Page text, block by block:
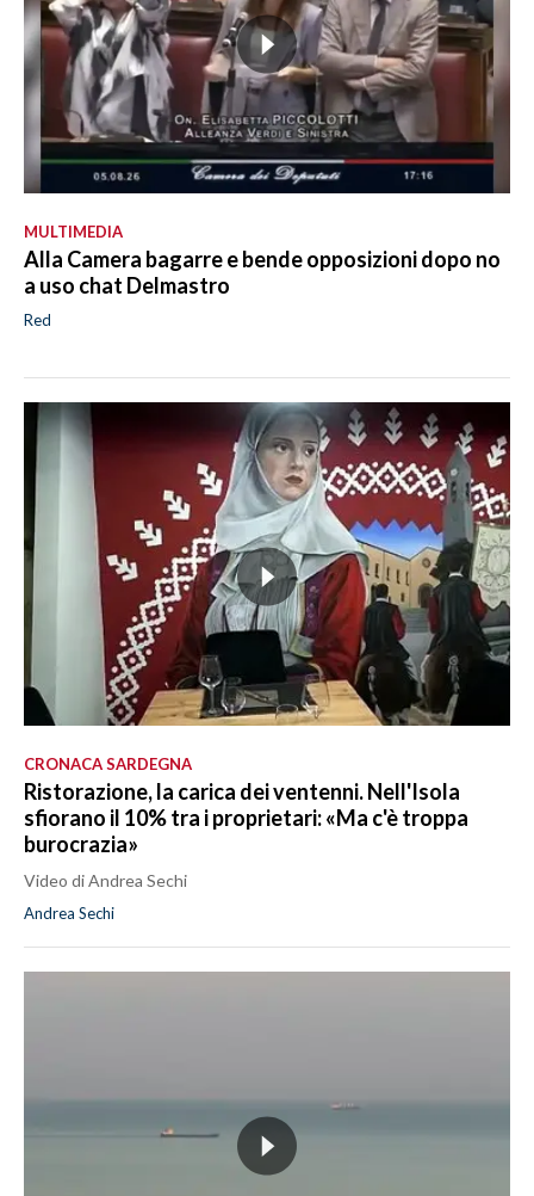
MULTIMEDIA
Alla Camera bagarre e bende opposizioni dopo no
a uso chat Delmastro
Red
CRONACA SARDEGNA
Ristorazione, la carica dei ventenni. Nell'Isola
sfiorano il 10% tra i proprietari: «Ma c'è troppa
burocrazia»
Video di Andrea Sechi
Andrea Sechi